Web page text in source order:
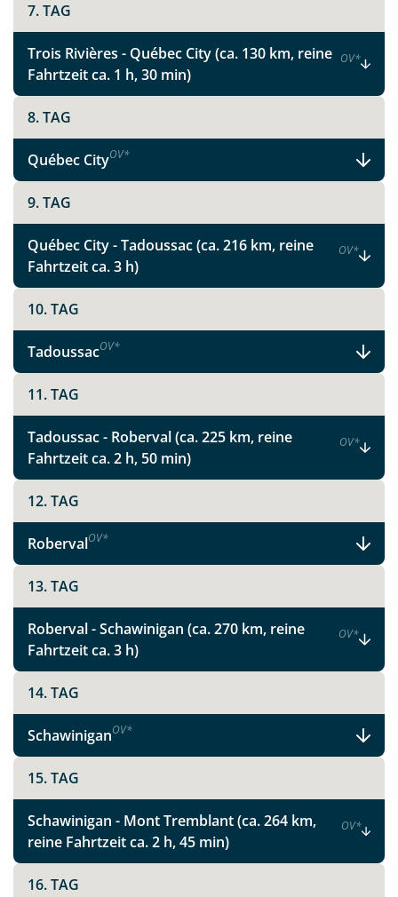
Faszinierende Nationalparks und
Facebook
Instagram
X
7. TAG
Trois Rivières - Québec City (ca. 130 km, reine
Fahrtzeit ca. 1 h, 30 min)
OV*
8. TAG
Québec CityOV*
9. TAG
Québec City - Tadoussac (ca. 216 km, reine
Fahrtzeit ca. 3 h)
OV*
10. TAG
TadoussacOV*
11. TAG
Tadoussac - Roberval (ca. 225 km, reine
Fahrtzeit ca. 2 h, 50 min)
OV*
12. TAG
RobervalOV*
13. TAG
Roberval - Schawinigan (ca. 270 km, reine
Fahrtzeit ca. 3 h)
OV*
14. TAG
SchawiniganOV*
15. TAG
Schawinigan - Mont Tremblant (ca. 264 km,
reine Fahrtzeit ca. 2 h, 45 min)
OV*
16. TAG